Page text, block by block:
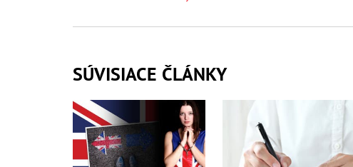
SÚVISIACE ČLÁNKY